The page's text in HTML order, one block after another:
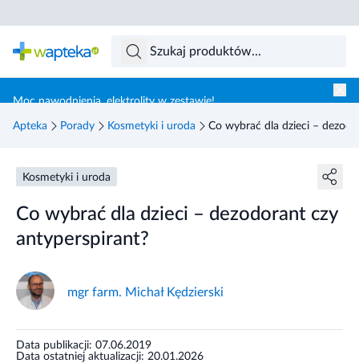
Moc nawodnienia, elektrolity w zestawie!
Apteka Porady Kosmetyki i uroda Co wybrać dla dzieci –
Kosmetyki i uroda
Co wybrać dla dzieci – dezodorant czy
antyperspirant?
mgr farm. Michał Kędzierski
Data publikacji: 07.06.2019
Data ostatniej aktualizacji: 20.01.2026